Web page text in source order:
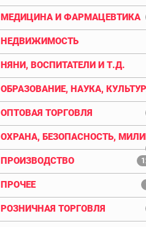
МЕДИЦИНА И ФАРМАЦЕВТИКА
НЕДВИЖИМОСТЬ
НЯНИ, ВОСПИТАТЕЛИ И Т.Д.
ОБРАЗОВАНИЕ, НАУКА,
ОПТОВАЯ ТОРГОВЛЯ
ОХРАНА, БЕЗОПАСНОСТЬ,
ПРОИЗВОДСТВО
ПРОЧЕЕ
РОЗНИЧНАЯ ТОРГОВЛЯ